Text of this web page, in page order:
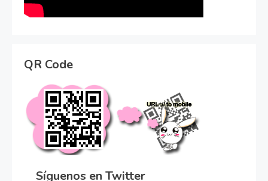
QR Code
Síguenos en Twitter